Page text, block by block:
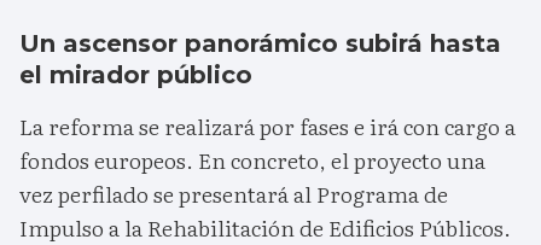
Un ascensor panorámico subirá hasta
el mirador público
La reforma se realizará por fases e irá con cargo a
fondos europeos. En concreto, el proyecto una
vez perfilado se presentará al Programa de
Impulso a la Rehabilitación de Edificios Públicos.